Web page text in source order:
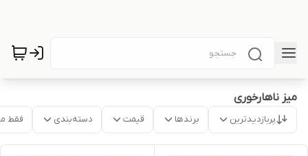
میز ناهارخوری
پربازدیدترین برندها قیمت دسته‌بندی فقط